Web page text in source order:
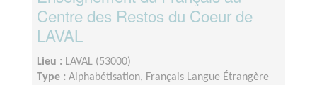
Centre des Restos du Coeur de
LAVAL
Lieu : LAVAL (53000)
Type : Alphabétisation, Français Langue Étrangère